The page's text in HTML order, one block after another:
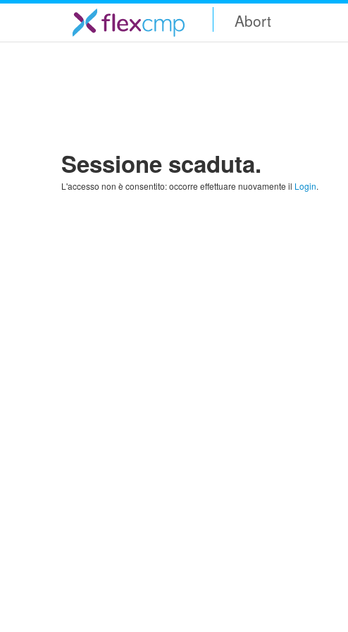
Abort
Sessione scaduta.
L'accesso non è consentito: occorre effettuare nuovamente il Login.